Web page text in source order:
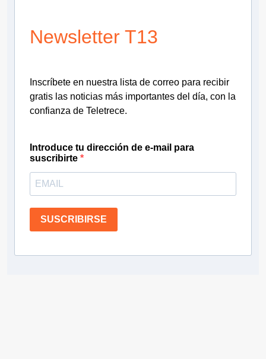
Newsletter T13
Inscríbete en nuestra lista de correo para recibir
gratis las noticias más importantes del día, con la
confianza de Teletrece.
Introduce tu dirección de e-mail para
suscribirte
SUSCRIBIRSE